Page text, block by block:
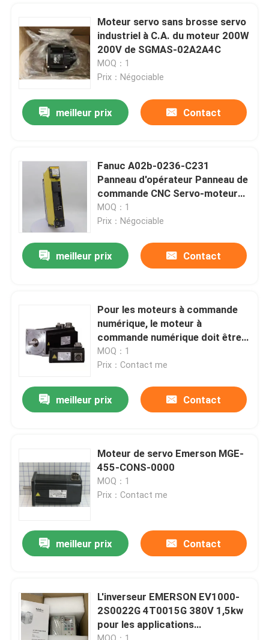
Moteur servo sans brosse servo
industriel à C.A. du moteur 200W
200V de SGMAS-02A2A4C
MOQ：1
Prix：Négociable
meilleur prix Contact
Fanuc A02b-0236-C231
Panneau d'opérateur Panneau de
commande CNC Servo-moteur
industriel
MOQ：1
Prix：Négociable
meilleur prix Contact
Pour les moteurs à commande
numérique, le moteur à
commande numérique doit être
équipé d'un moteur de
commande numérique.
MOQ：1
Prix：Contact me
meilleur prix Contact
Moteur de servo Emerson MGE-
455-CONS-0000
MOQ：1
Prix：Contact me
meilleur prix Contact
L'inverseur EMERSON EV1000-
2S0022G 4T0015G 380V 1,5kw
pour les applications